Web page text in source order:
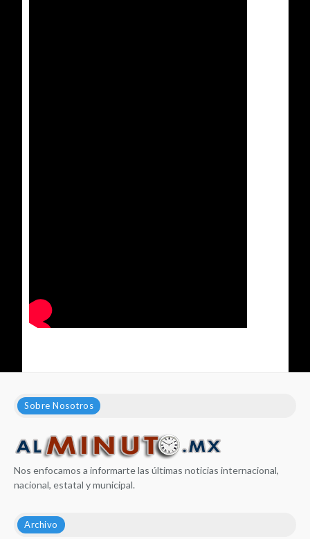
Sobre Nosotros
Nos enfocamos a informarte las últimas noticias internacional,
nacional, estatal y municipal.
Archivo